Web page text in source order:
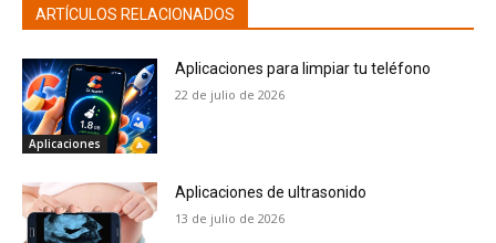
ARTÍCULOS RELACIONADOS
Aplicaciones
Aplicaciones para limpiar tu teléfono
22 de julio de 2026
Aplicaciones de ultrasonido
13 de julio de 2026